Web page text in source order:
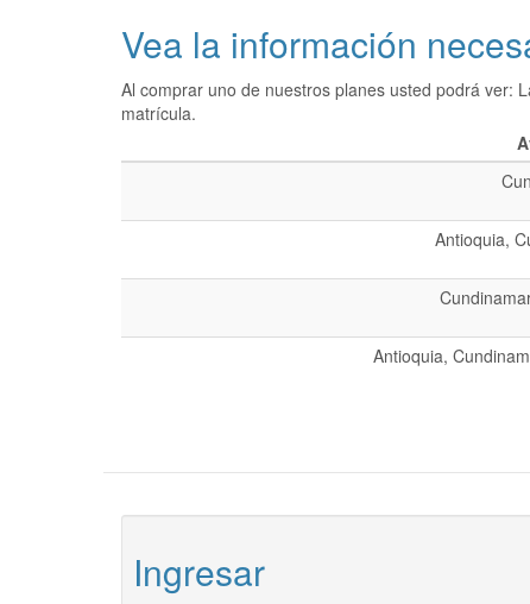
Vea la información
Al comprar uno de nuestros planes usted podrá ver:
matrícula.
Antioquia,
Antioquia,
Ingresar